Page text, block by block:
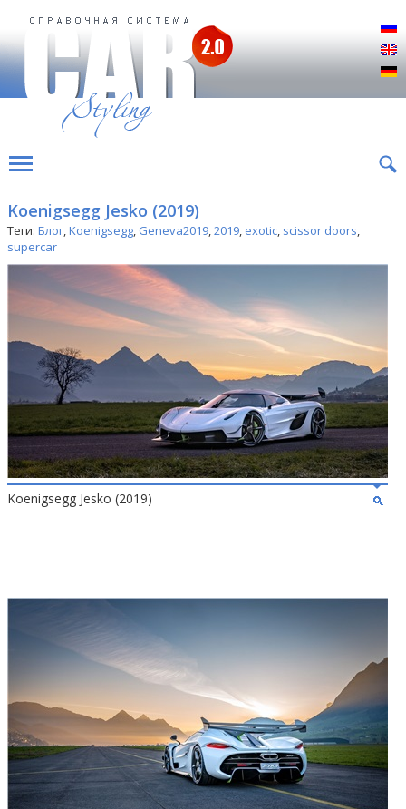
Koenigsegg Jesko (2019)
Теги: Блог,Koenigsegg, Geneva2019,2019, exotic, scissor doors,
supercar
Koenigsegg Jesko (2019)